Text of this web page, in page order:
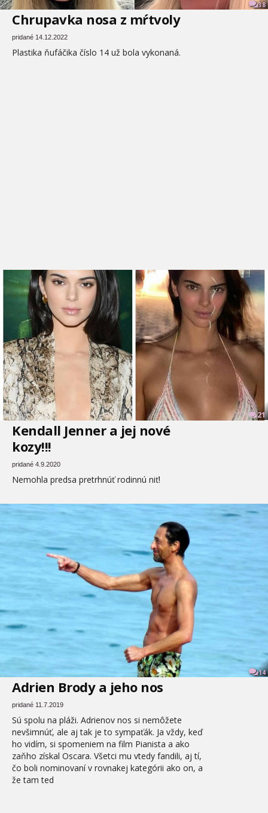
38
Chrupavka nosa z mŕtvoly
pridané 14.12.2022
Plastika ňufáčika číslo 14 už bola vykonaná.
21
Kendall Jenner a jej nové
kozy!!!
pridané 4.9.2020
Nemohla predsa pretrhnúť rodinnú niť!
14
Adrien Brody a jeho nos
pridané 11.7.2019
Sú spolu na pláži. Adrienov nos si nemôžete
nevšimnúť, ale aj tak je to sympaťák. Ja vždy, keď
ho vidím, si spomeniem na film Pianista a ako
zaňho získal Oscara. Všetci mu vtedy fandili, aj tí,
čo boli nominovaní v rovnakej kategórii ako on, a
že tam ted